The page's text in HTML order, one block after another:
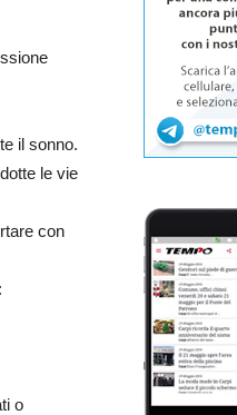
il sonno.
le vie
con
o